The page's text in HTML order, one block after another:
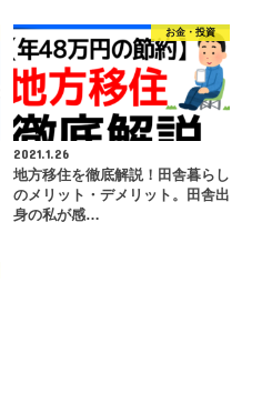
お金・投資
2021.1.26
地方移住を徹底解説！田舎暮らし
のメリット・デメリット。田舎出
身の私が感…